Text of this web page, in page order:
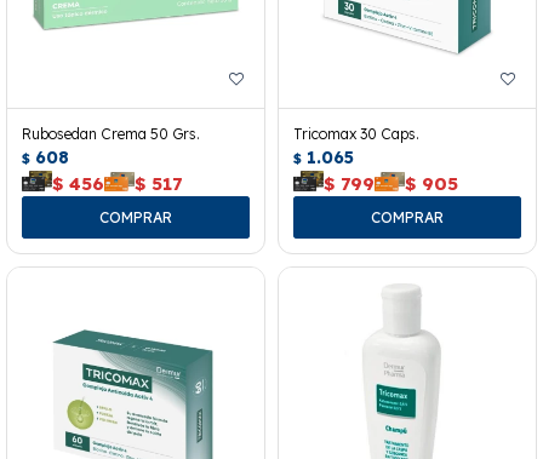
Rubosedan Crema 50 Grs.
$ 608
$ 456 $ 517
Tricomax 30 Caps.
$ 1.065
$ 799 $ 905